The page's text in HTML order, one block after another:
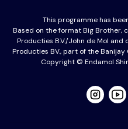
This programme has
Based on the format Big Brother,
Producties B.V./John de Mol and
Producties BV., part of the
Copyright © Endamol